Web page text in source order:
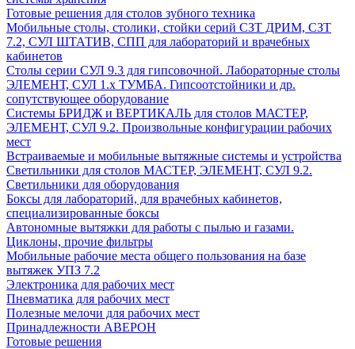
Готовые решения для столов зубного техника
Мобильные столы, столики, стойки серий СЗТ ДРИМ, СЗТ
7.2, СУЛ ШТАТИВ, СПП для лабораторий и врачебных
кабинетов
Столы серии СУЛ 9.3 для гипсовочной. Лабораторные столы
ЭЛЕМЕНТ, СУЛ 1.х ТУМБА. Гипсоотстойники и др.
сопутствующее оборудование
Системы БРИДЖ и ВЕРТИКАЛЬ для столов МАСТЕР,
ЭЛЕМЕНТ, СУЛ 9.2. Произвольные конфигурации рабочих
мест
Встраиваемые и мобильные вытяжные системы и устройства
Светильники для столов МАСТЕР, ЭЛЕМЕНТ, СУЛ 9.2.
Светильники для оборудования
Боксы для лабораторий, для врачебных кабинетов,
специализированные боксы
Автономные вытяжки для работы с пылью и газами.
Циклоны, прочие фильтры
Мобильные рабочие места общего пользования на базе
вытяжек УПЗ 7.2
Электроника для рабочих мест
Пневматика для рабочих мест
Полезные мелочи для рабочих мест
Принадлежности АВЕРОН
Готовые решения